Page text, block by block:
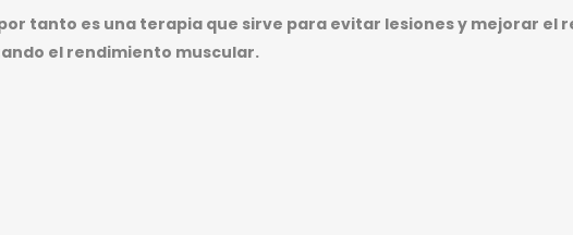
tanto es una terapia que sirve para evitar lesiones y mejorar
el rendimiento muscular.